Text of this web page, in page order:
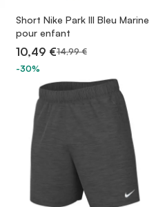
Short Nike Park III Bleu Marine
pour enfant
10,49 €14,99 €
-30%